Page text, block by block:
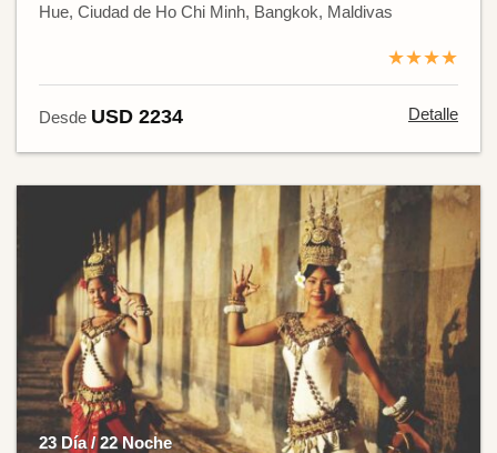
Hue, Ciudad de Ho Chi Minh, Bangkok, Maldivas
★★★★
Desde USD 2234 Detalle
23 Día / 22 Noche